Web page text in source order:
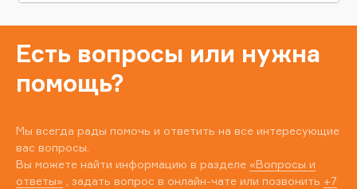
Есть вопросы или нужна
помощь?
Мы всегда рады помочь и ответить на все интересующие
вас вопросы.
Вы можете найти информацию в разделе «Вопросы и
ответы» , задать вопрос в онлайн-чате или позвонить +7